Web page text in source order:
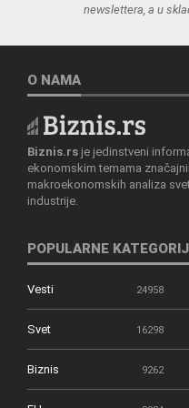
newslettera, a u
O NAMA
Biznis.rs je jedinstveni
ekonomskim temama
makroekonomskih analiza
industrije.
POPULARNE
Vesti 24958
Svet 16298
Biznis 9262